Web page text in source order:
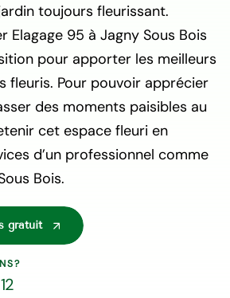
toujours fleurissant.
Elagage 95 à Jagny Sous Bois
pour apporter les meilleurs
fleuris. Pour pouvoir apprécier
des moments paisibles au
cet espace fleuri en
d’un professionnel comme
Bois.
gratuit